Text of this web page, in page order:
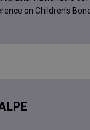
on Children's